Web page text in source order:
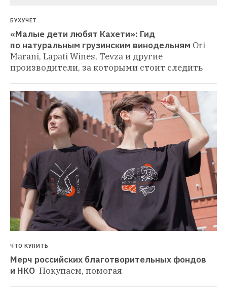
БУХУЧЕТ
«Малые дети любят Кахети»: Гид
по натуральным грузинским винодельням Ori
Marani, Lapati Wines, Tevza и другие
производители, за которыми стоит следить
ЧТО КУПИТЬ
Мерч российских благотворительных фондов
и НКО Покупаем, помогая